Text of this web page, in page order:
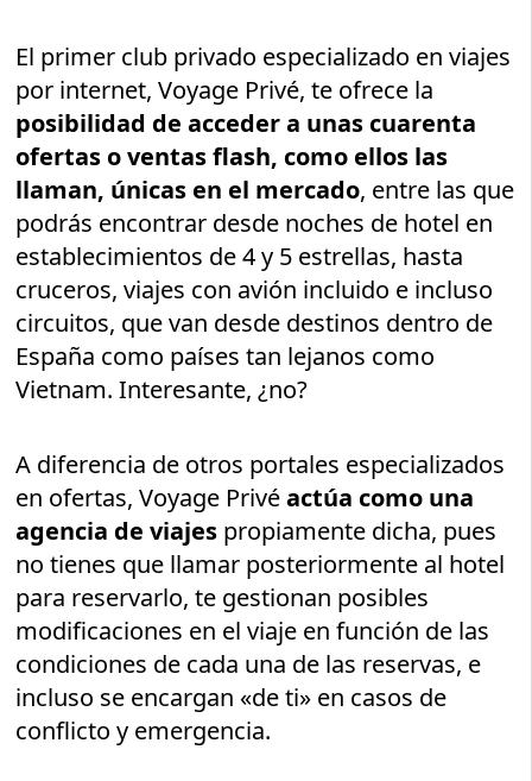
El primer club privado especializado en viajes
por internet, Voyage Privé, te ofrece la
posibilidad de acceder a unas cuarenta
ofertas o ventas flash, como ellos las
llaman, únicas en el mercado, entre las que
podrás encontrar desde noches de hotel en
establecimientos de 4 y 5 estrellas, hasta
cruceros, viajes con avión incluido e incluso
circuitos, que van desde destinos dentro de
España como países tan lejanos como
Vietnam. Interesante, ¿no?
A diferencia de otros portales especializados
en ofertas, Voyage Privéactúa como una
agencia de viajes propiamente dicha, pues
no tienes que llamar posteriormente al hotel
para reservarlo, te gestionan posibles
modificaciones en el viaje en función de las
condiciones de cada una de las reservas, e
incluso se encargan «de ti» en casos de
conflicto y emergencia.